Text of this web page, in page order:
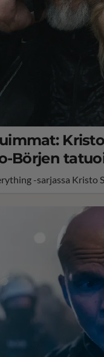
Börjen
-sarjassa